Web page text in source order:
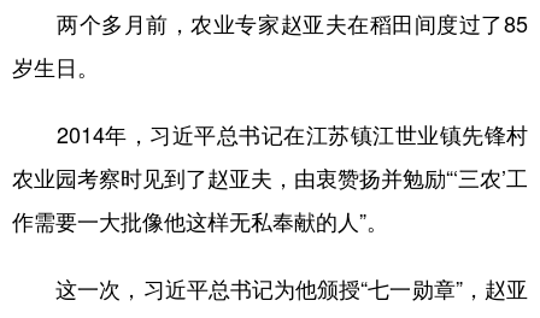
两个多月前，农业专家赵亚夫在稻田间度过了85
岁生日。
2014年，习近平总书记在江苏镇江世业镇先锋村
农业园考察时见到了赵亚夫，由衷赞扬并勉励“‘三农’工
作需要一大批像他这样无私奉献的人”。
这一次，习近平总书记为他颁授“七一勋章”，赵亚